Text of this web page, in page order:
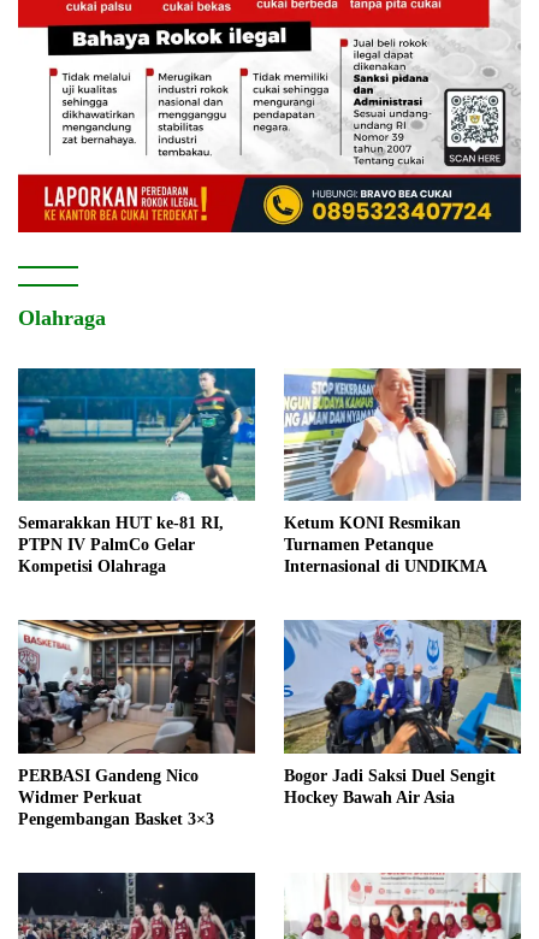
Olahraga
Semarakkan HUT ke-81 RI,
PTPN IV PalmCo Gelar
Kompetisi Olahraga
Ketum KONI Resmikan
Turnamen Petanque
Internasional di UNDIKMA
PERBASI Gandeng Nico
Widmer Perkuat
Pengembangan Basket 3×3
Bogor Jadi Saksi Duel Sengit
Hockey Bawah Air Asia